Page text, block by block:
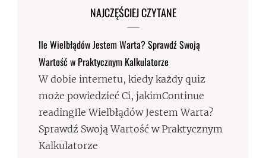
NAJCZĘŚCIEJ CZYTANE
Ile Wielbłądów Jestem Warta? Sprawdź Swoją
Wartość w Praktycznym Kalkulatorze
W dobie internetu, kiedy każdy quiz
może powiedzieć Ci, jakimContinue
readingIle Wielbłądów Jestem Warta?
Sprawdź Swoją Wartość w Praktycznym
Kalkulatorze